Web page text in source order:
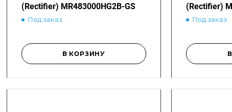
(Rectifier) MR483000HG2B-GS
Под заказ
В КОРЗИНУ
(Rectifier)
Под заказ